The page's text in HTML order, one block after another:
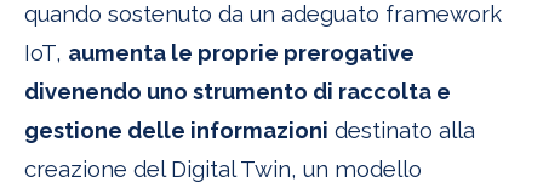
quando sostenuto da un adeguato framework
IoT, aumenta le proprie prerogative
divenendo uno strumento di raccolta e
gestione delle informazioni destinato alla
creazione del Digital Twin, un modello